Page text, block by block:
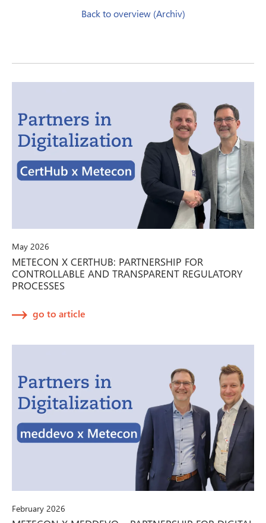
Back to overview (Archiv)
May 2026
METECON X CERTHUB: PARTNERSHIP FOR
CONTROLLABLE AND TRANSPARENT REGULATORY
PROCESSES
go to article
February 2026